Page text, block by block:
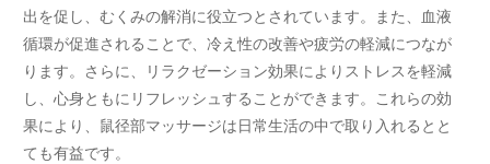
出を促し、むくみの解消に役立つとされています。また、血液
循環が促進されることで、冷え性の改善や疲労の軽減につなが
ります。さらに、リラクゼーション効果によりストレスを軽減
し、心身ともにリフレッシュすることができます。これらの効
果により、鼠径部マッサージは日常生活の中で取り入れるとと
ても有益です。